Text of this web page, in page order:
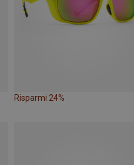
Risparmi 24%